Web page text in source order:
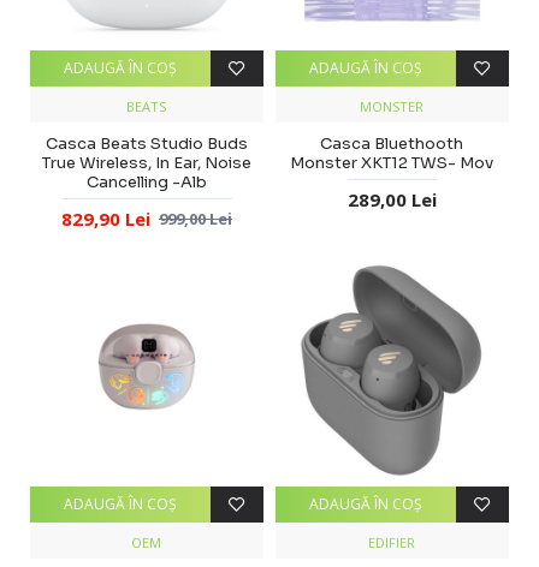
BEATS
Casca Beats Studio Buds
True Wireless, In Ear, Noise
Cancelling -Alb
829,90 Lei 999,00 Lei
ADAUGĂ ÎN COŞ
MONSTER
Casca Bluethooth
Monster XKT12 TWS- Mov
289,00 Lei
ADAUGĂ ÎN COŞ
OEM
ADAUGĂ ÎN COŞ
EDIFIER
ADAUGĂ ÎN COŞ